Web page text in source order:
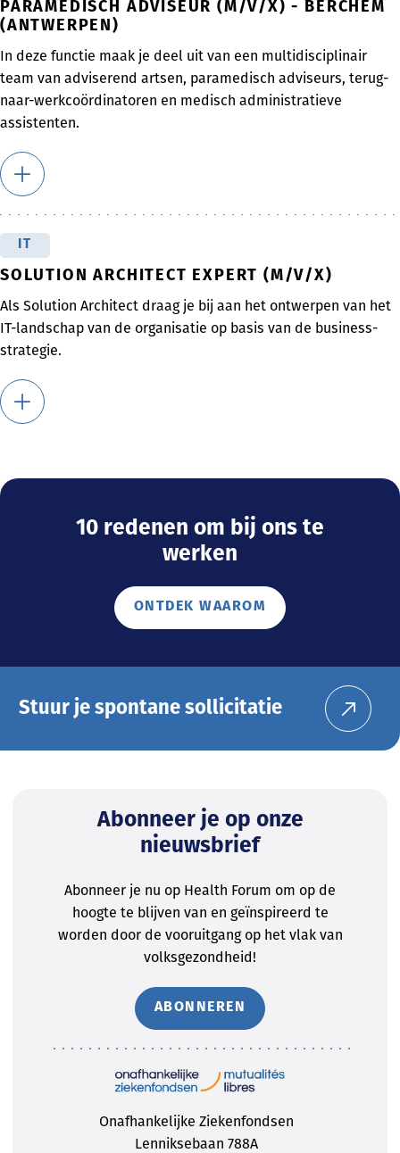
PARAMEDISCH ADVISEUR (M/V/X) - BERCHEM
(ANTWERPEN)
In deze functie maak je deel uit van een multidisciplinair
team van adviserend artsen, paramedisch adviseurs, terug-
naar-werkcoördinatoren en medisch administratieve
assistenten.
SOLUTION ARCHITECT EXPERT (M/V/X)
Als Solution Architect draag je bij aan het ontwerpen van het
IT-landschap van de organisatie op basis van de business-
strategie.
10 redenen om bij ons te
werken
ONTDEK WAAROM
Stuur je spontane sollicitatie
Abonneer je op onze
nieuwsbrief
Abonneer je nu op Health Forum om op de
hoogte te blijven van en geïnspireerd te
worden door de vooruitgang op het vlak van
volksgezondheid!
ABONNEREN
Onafhankelijke Ziekenfondsen
Lenniksebaan 788A